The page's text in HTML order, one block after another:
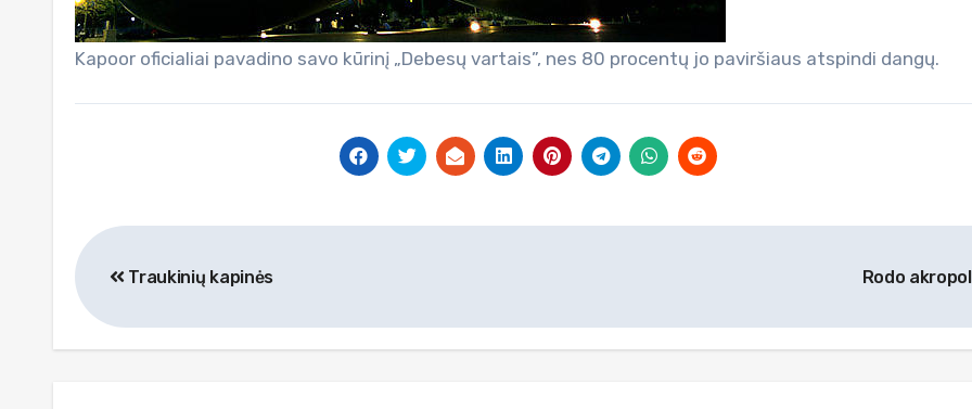
Kapoor oficialiai pavadino savo kūrinį „Debesų vartais”, nes 80 procentų jo paviršiaus atspindi dangų.
Navigacija
tarp
įrašų
Traukinių kapinės Rodo